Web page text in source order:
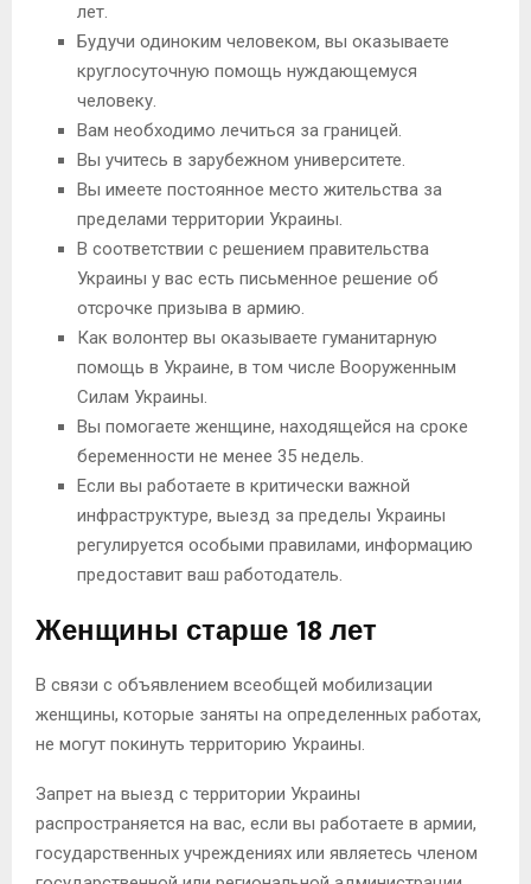
лет.
Будучи одиноким человеком, вы оказываете
круглосуточную помощь нуждающемуся
человеку.
Вам необходимо лечиться за границей.
Вы учитесь в зарубежном университете.
Вы имеете постоянное место жительства за
пределами территории Украины.
В соответствии с решением правительства
Украины у вас есть письменное решение об
отсрочке призыва в армию.
Как волонтер вы оказываете гуманитарную
помощь в Украине, в том числе Вооруженным
Силам Украины.
Вы помогаете женщине, находящейся на сроке
беременности не менее 35 недель.
Если вы работаете в критически важной
инфраструктуре, выезд за пределы Украины
регулируется особыми правилами, информацию
предоставит ваш работодатель.
Женщины старше 18 лет
В связи с объявлением всеобщей мобилизации
женщины, которые заняты на определенных работах,
не могут покинуть территорию Украины.
Запрет на выезд с территории Украины
распространяется на вас, если вы работаете в армии,
государственных учреждениях или являетесь членом